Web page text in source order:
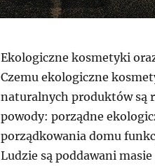
Ekologiczne kosmetyki
Czemu ekologiczne
naturalnych produktów są
powody: porządne
porządkowania domu
Ludzie są poddawani